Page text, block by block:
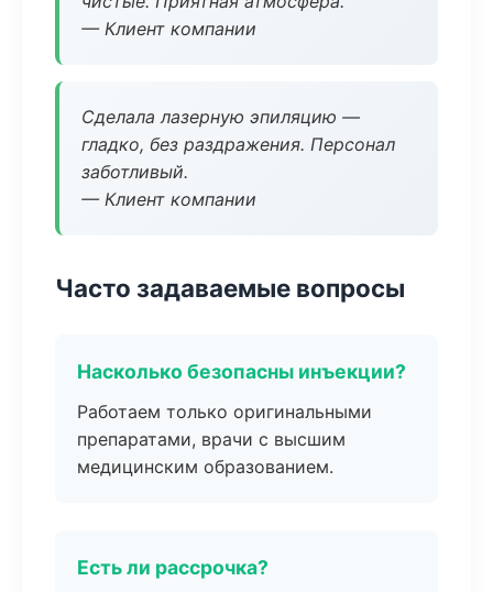
— Клиент компании
Сделала лазерную эпиляцию —
гладко, без раздражения. Персонал
заботливый.
— Клиент компании
Часто задаваемые вопросы
Насколько безопасны инъекции?
Работаем только оригинальными
препаратами, врачи с высшим
медицинским образованием.
Есть ли рассрочка?